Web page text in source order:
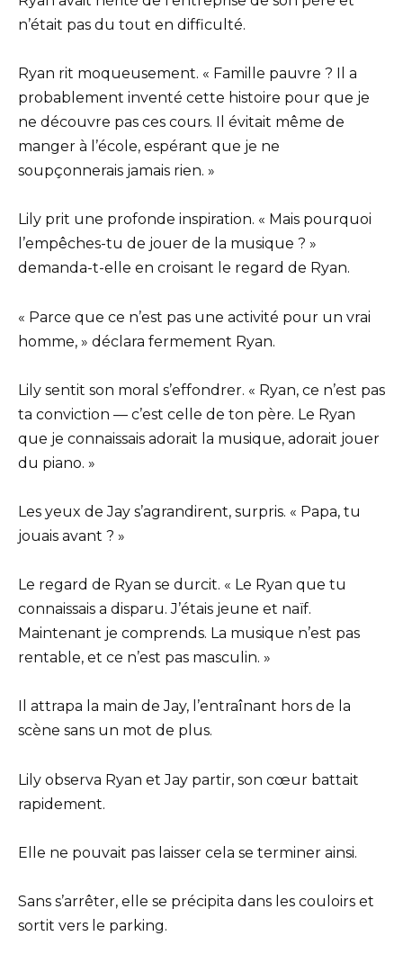
n’était pas du tout en difficulté.
Ryan rit moqueusement. « Famille pauvre ? Il a
probablement inventé cette histoire pour que je
ne découvre pas ces cours. Il évitait même de
manger à l’école, espérant que je ne
soupçonnerais jamais rien. »
Lily prit une profonde inspiration. « Mais pourquoi
l’empêches-tu de jouer de la musique ? »
demanda-t-elle en croisant le regard de Ryan.
« Parce que ce n’est pas une activité pour un vrai
homme, » déclara fermement Ryan.
Lily sentit son moral s’effondrer. « Ryan, ce n’est pas
ta conviction — c’est celle de ton père. Le Ryan
que je connaissais adorait la musique, adorait jouer
du piano. »
Les yeux de Jay s’agrandirent, surpris. « Papa, tu
jouais avant ? »
Le regard de Ryan se durcit. « Le Ryan que tu
connaissais a disparu. J’étais jeune et naïf.
Maintenant je comprends. La musique n’est pas
rentable, et ce n’est pas masculin. »
Il attrapa la main de Jay, l’entraînant hors de la
scène sans un mot de plus.
Lily observa Ryan et Jay partir, son cœur battait
rapidement.
Elle ne pouvait pas laisser cela se terminer ainsi.
Sans s’arrêter, elle se précipita dans les couloirs et
sortit vers le parking.